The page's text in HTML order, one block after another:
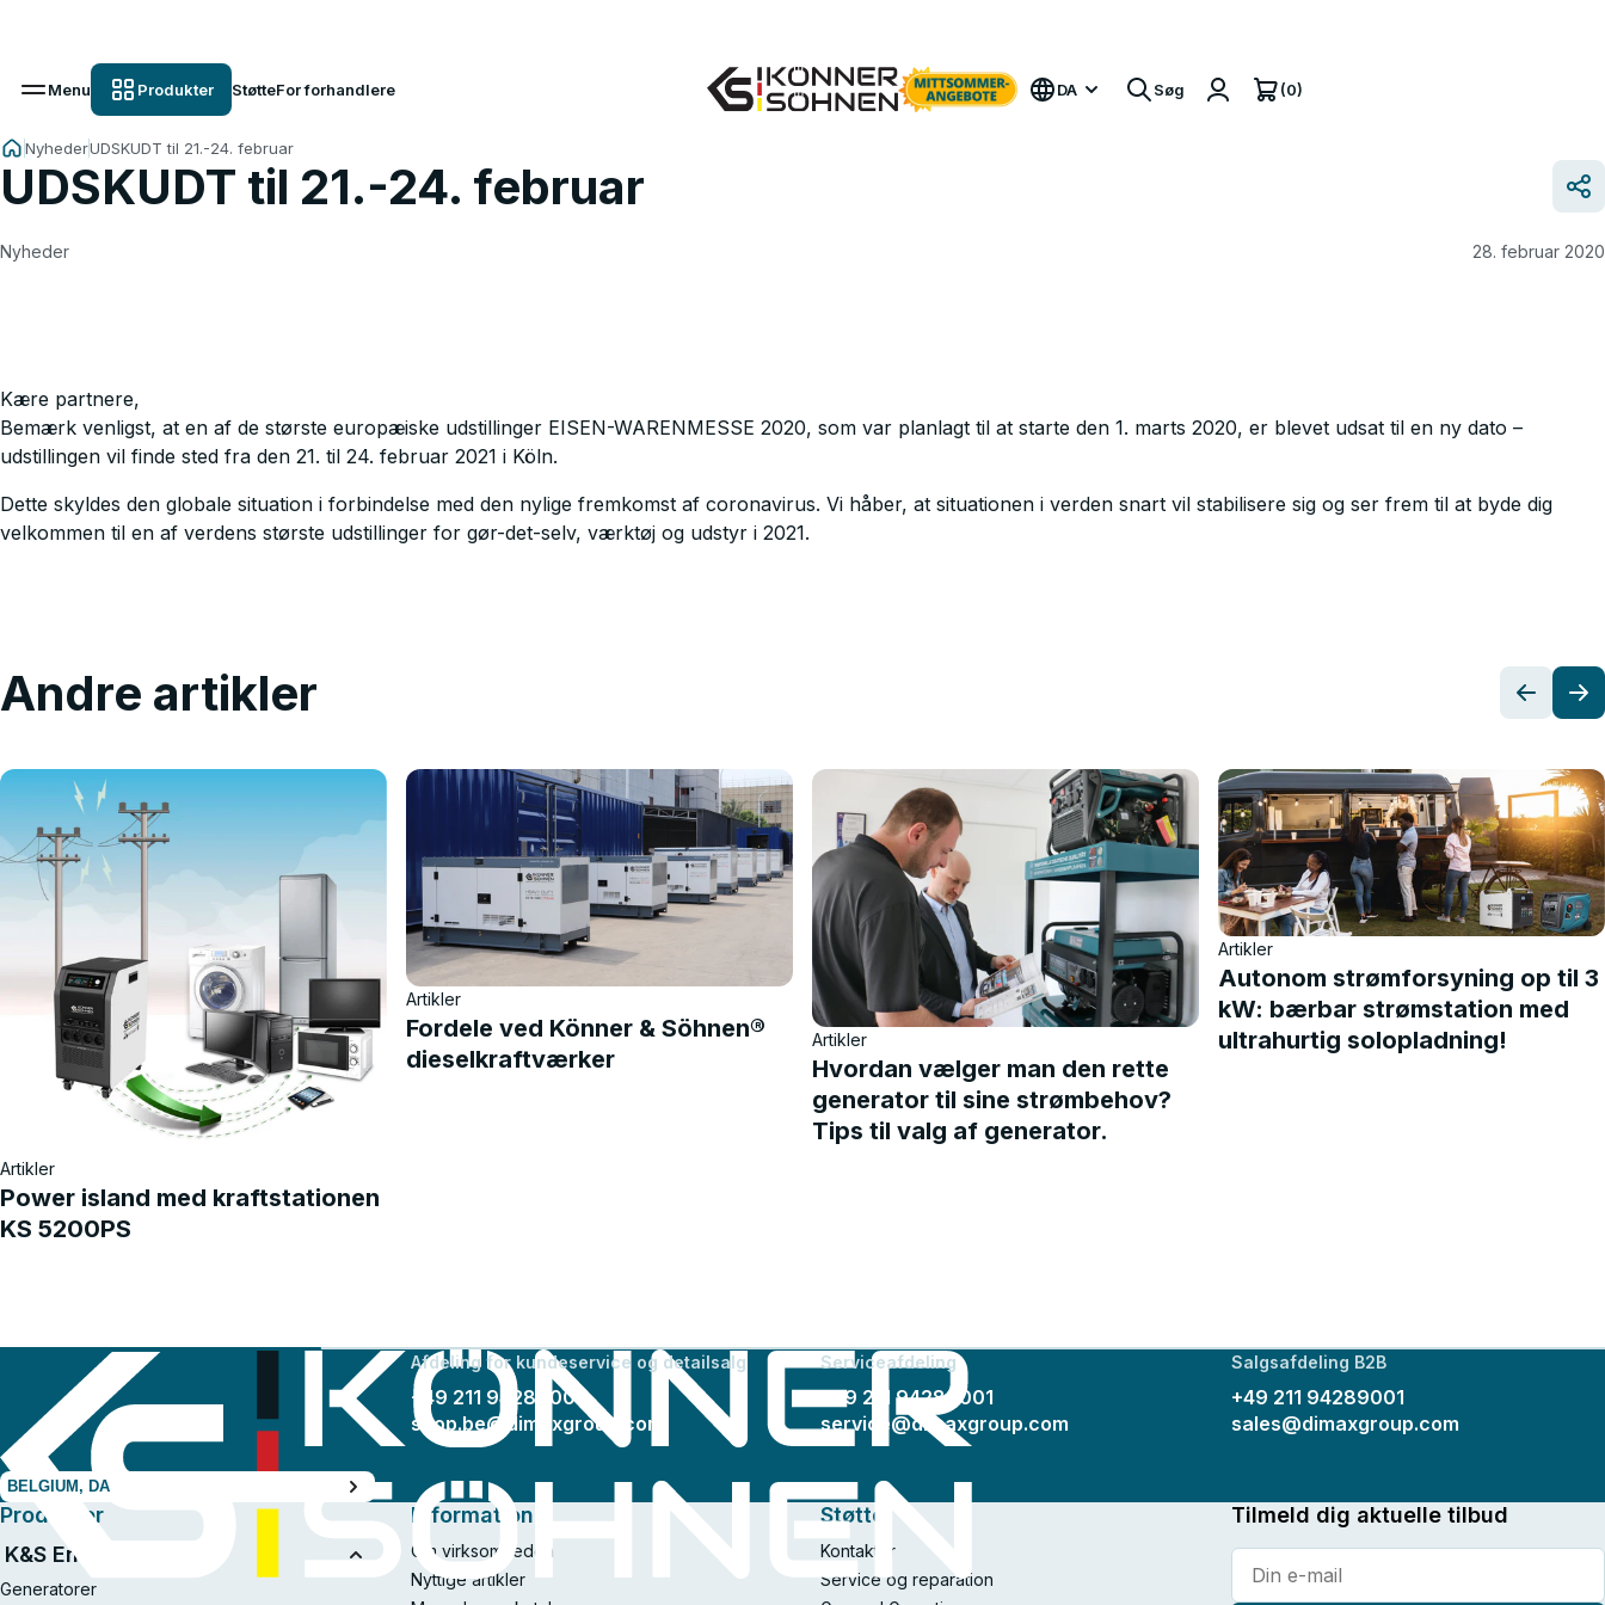
Menu Produkter StøtteFor forhandlere DA Søg (0)
NyhederUDSKUDT til 21.-24. februar
UDSKUDT til 21.-24. februar
Nyheder 28. februar 2020
Kære partnere,
Bemærk venligst, at en af de største europæiske udstillinger EISEN-WARENMESSE 2020, som var planlagt til at starte den 1. marts 2020, er blevet udsat til en ny dato –
udstillingen vil finde sted fra den 21. til 24. februar 2021 i Köln.
Dette skyldes den globale situation i forbindelse med den nylige fremkomst af coronavirus. Vi håber, at situationen i verden snart vil stabilisere sig og ser frem til at byde dig
velkommen til en af verdens største udstillinger for gør-det-selv, værktøj og udstyr i 2021.
Andre artikler
Artikler
Power island med kraftstationen
KS 5200PS
Artikler
Fordele ved Könner & Söhnen®
dieselkraftværker
Artikler
Hvordan vælger man den rette
generator til sine strømbehov?
Tips til valg af generator.
Artikler
Autonom strømforsyning op til 3
kW: bærbar strømstation med
ultrahurtig solopladning!
Afdeling for kundeservice og detailsalg
+49 211 94289001
shop.be@dimaxgroup.com
Serviceafdeling
+49 211 94289001
service@dimaxgroup.com
Salgsafdeling B2B
+49 211 94289001
sales@dimaxgroup.com
BELGIUM, DA
Produkter
K&S Energy
Generatorer
Information
Om virksomheden
Nyttige artikler
Støtte
Kontakter
Service og reparation
Tilmeld dig aktuelle tilbud